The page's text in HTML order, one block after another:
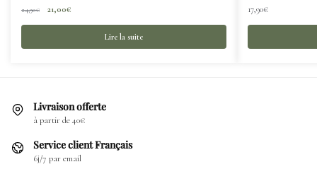
24,90€ 21,00€
Lire la suite
17,90€
Livraison offerte
à partir de 40€
Service client Français
6j/7 par email